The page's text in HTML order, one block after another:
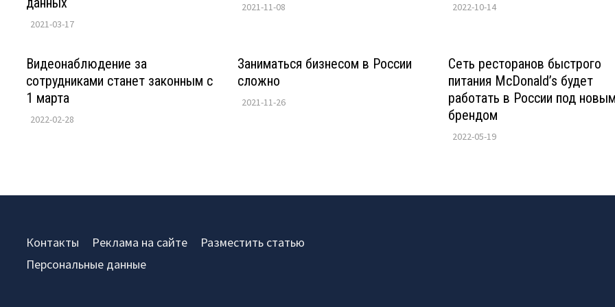
2021-03-17
2021-11-08 2022-10-14
Видеонаблюдение за
сотрудниками станет законным с
1 марта
2022-02-28
Заниматься бизнесом в России
сложно
2021-11-26
Сеть ресторанов быстрого
питания McDonald’s будет
работать в России под
брендом
2022-05-19
Контакты Реклама на сайте
Разместить статью
Персональные данные